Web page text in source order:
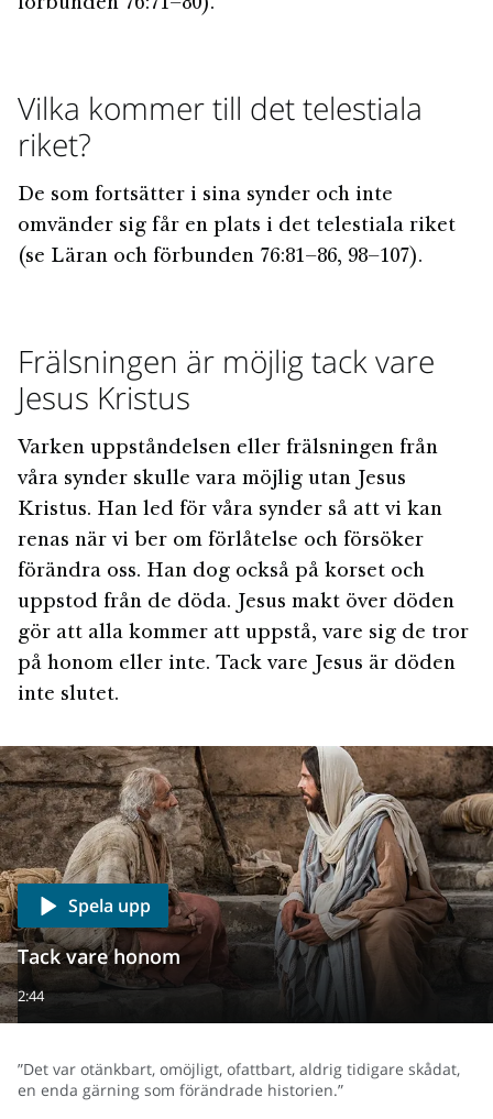
förbunden 76:71–80).
Vilka kommer till det telestiala
riket?
De som fortsätter i sina synder och inte
omvänder sig får en plats i det telestiala riket
(se Läran och förbunden 76:81–86, 98–107).
Frälsningen är möjlig tack vare
Jesus Kristus
Varken uppståndelsen eller frälsningen från
våra synder skulle vara möjlig utan Jesus
Kristus. Han led för våra synder så att vi kan
renas när vi ber om förlåtelse och försöker
förändra oss. Han dog också på korset och
uppstod från de döda. Jesus makt över döden
gör att alla kommer att uppstå, vare sig de tror
på honom eller inte. Tack vare Jesus är döden
inte slutet.
Spela upp
Tack vare honom
2:44
”Det var otänkbart, omöjligt, ofattbart, aldrig tidigare skådat,
en enda gärning som förändrade historien.”